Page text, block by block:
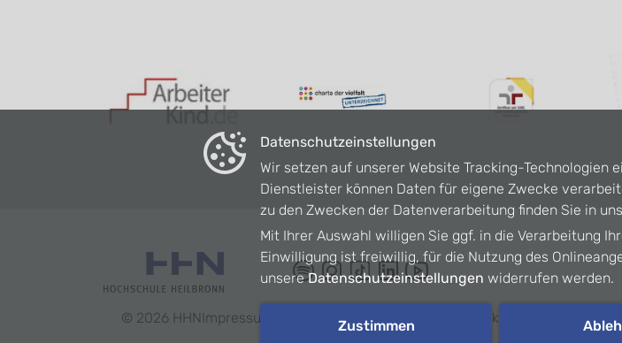
© 2026 HHN Impressum Datenschutz Barrierefreiheit Kontakt
Datenschutzeinstellungen
Wir setzen auf unserer Website Tracking-
Dienstleister können Daten für eigene Zwecke
zu den Zwecken der Datenverarbeitung finden Sie in
Mit Ihrer Auswahl willigen Sie ggf. in die Verarbeitung
Einwilligung ist freiwillig, für die Nutzung des
unsereDatenschutzeinstellungen widerrufen werden.
Zustimmen